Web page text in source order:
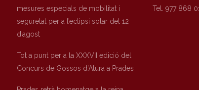
mesures especials de mobilitat i
seguretat per a l’eclipsi solar del 12
d’agost
Tot a punt per a la XXXVII edició del
Concurs de Gossos d’Atura a Prades
Tel. 977 868